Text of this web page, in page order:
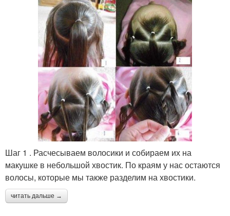
Шаг 1 . Расчесываем волосики и собираем их на
макушке в небольшой хвостик. По краям у нас остаются
волосы, которые мы также разделим на хвостики.
читать дальше →